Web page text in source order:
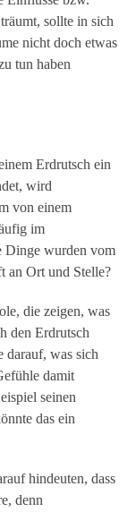
sollte in sich
nicht doch etwas
tun haben
Erdrutsch ein
wird
von einem
im
Dinge wurden vom
an Ort und Stelle?
die zeigen, was
den Erdrutsch
darauf, was sich
damit
seinen
das ein
hindeuten, dass
denn